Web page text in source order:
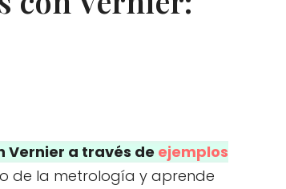
Vernier a través de ejemplos
de la metrología y aprende